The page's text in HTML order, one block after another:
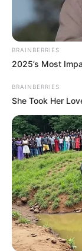
Latest News
BRAINBERRIES
2025’s Most
BRAINBERRIES
She Took Her